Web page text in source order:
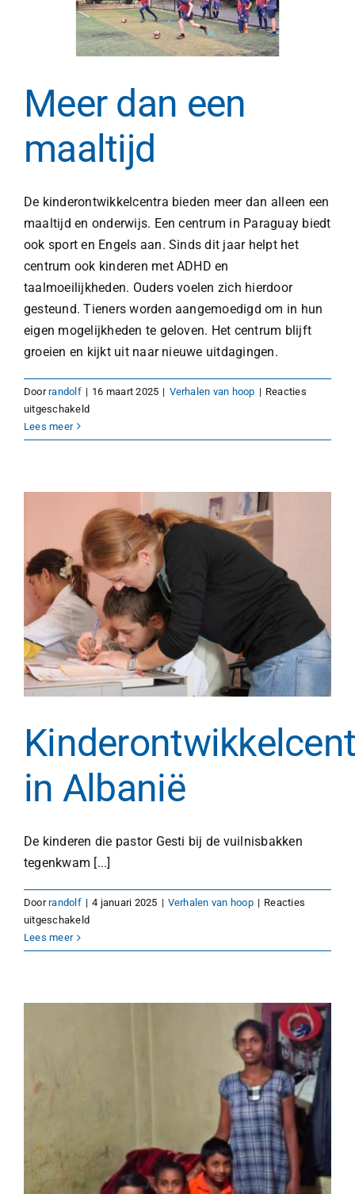
Meer dan een
maaltijd
De kinderontwikkelcentra bieden meer dan alleen een
maaltijd en onderwijs. Een centrum in Paraguay biedt
ook sport en Engels aan. Sinds dit jaar helpt het
centrum ook kinderen met ADHD en
taalmoeilijkheden. Ouders voelen zich hierdoor
gesteund. Tieners worden aangemoedigd om in hun
eigen mogelijkheden te geloven. Het centrum blijft
groeien en kijkt uit naar nieuwe uitdagingen.
Doorrandolf | 16 maart 2025 | Verhalen van hoop | Reacties
uitgeschakeldvoor
dan
Lees meer
in Albanië
De kinderen die pastor Gesti bij de vuilnisbakken
tegenkwam [...]
Doorrandolf | 4 januari 2025 | Verhalen van hoop | Reacties
uitgeschakeldvoor
in
Lees meer